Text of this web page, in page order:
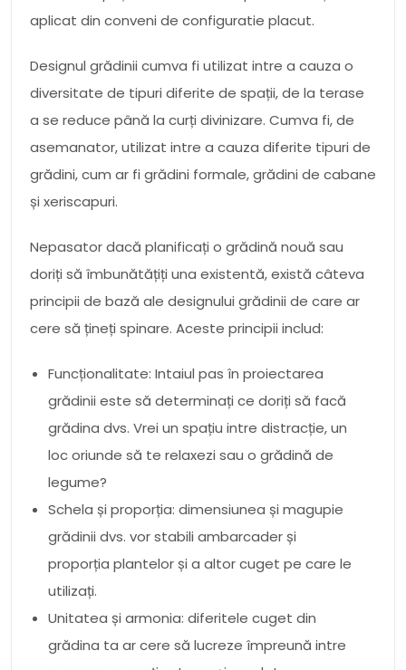
aplicat din conveni de configuratie placut.
Designul grădinii cumva fi utilizat intre a cauza o
diversitate de tipuri diferite de spații, de la terase
a se reduce până la curți divinizare. Cumva fi, de
asemanator, utilizat intre a cauza diferite tipuri de
grădini, cum ar fi grădini formale, grădini de cabane
și xeriscapuri.
Nepasator dacă planificați o grădină nouă sau
doriți să îmbunătățiți una existentă, există câteva
principii de bază ale designului grădinii de care ar
cere să țineți spinare. Aceste principii includ:
Funcționalitate: Intaiul pas în proiectarea
grădinii este să determinați ce doriți să facă
grădina dvs. Vrei un spațiu intre distracție, un
loc oriunde să te relaxezi sau o grădină de
legume?
Schela și proporția: dimensiunea și magupie
grădinii dvs. vor stabili ambarcader și
proporția plantelor și a altor cuget pe care le
utilizați.
Unitatea și armonia: diferitele cuget din
grădina ta ar cere să lucreze împreună intre